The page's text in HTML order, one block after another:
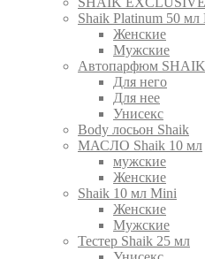
Shaik Platinum 50 мл
Женские
Мужские
Автопарфюм SHAIK
Для него
Для нее
Унисекс
Body лосьон Shaik
МАСЛО Shaik 10 мл
мужские
Женские
Shaik 10 мл Mini
Женские
Мужские
Тестер Shaik 25 мл